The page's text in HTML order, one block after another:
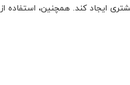
ایجاد کند. همچنین، استفاده از